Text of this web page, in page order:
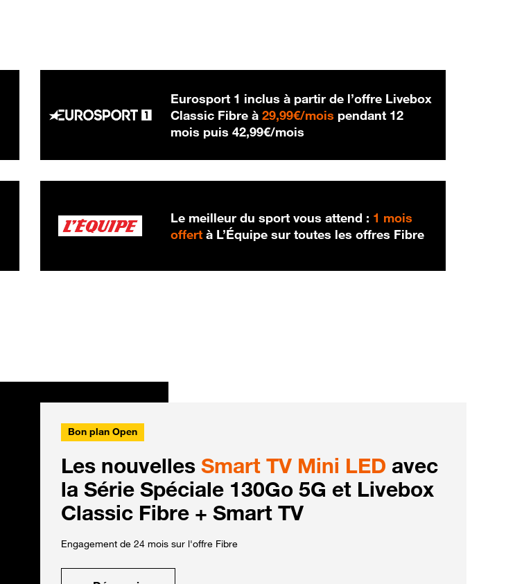
Eurosport 1 inclus à partir de l’offre Livebox
Classic Fibre à29,99€/mois 29,99 € par mois
pendant 12
mois puis42,99€/mois
Le meilleur du sport vous attend : 1 mois
offert à L’Équipe sur toutes les offres Fibre
Bon plan Open
Les nouvelles Smart TV Mini LED avec
la Série Spéciale 130Go 5G et Livebox
Classic Fibre + Smart TV
Engagement de 24 mois sur l'offre Fibre